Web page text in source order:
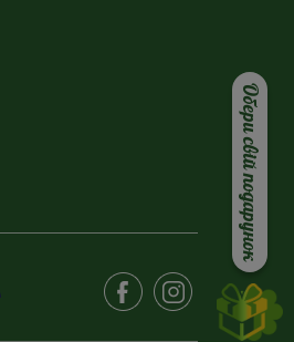
Обери свій подарунок